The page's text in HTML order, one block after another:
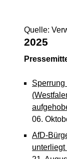
Quelle:
2025
06.
AfD-
unterliegt